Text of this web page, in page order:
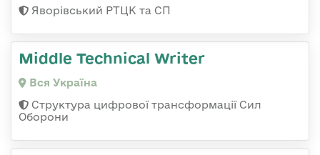
Яворівський РТЦК та СП
Middle Technical Writer
Вся Україна
Структура цифрової трансформації Сил
Оборони